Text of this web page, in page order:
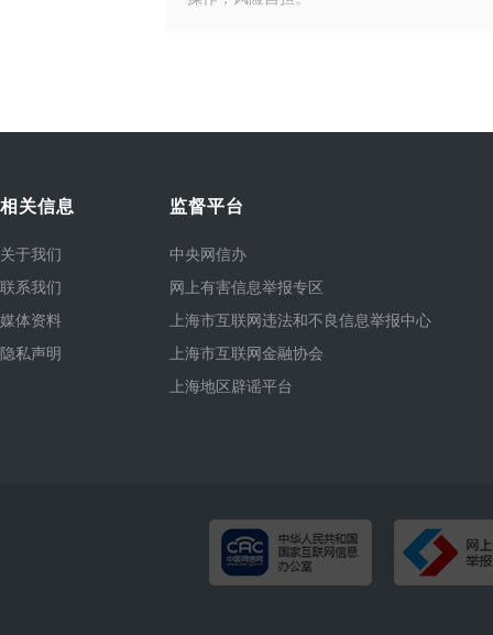
相关信息
关于我们
联系我们
媒体资料
隐私声明
监督平台
中央网信办
网上有害信息举报专区
上海市互联网违法和不良信息举报中心
上海市互联网金融协会
上海地区辟谣平台